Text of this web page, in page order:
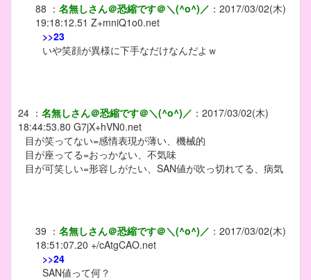
88 ： 名無しさん＠恐縮です＠＼(^o^)／ ： 2017/03/02(木)
19:18:12.51 Z+mniQ1o0.net
>>23
いや笑顔が異様に下手なだけなんだよｗ
24 ： 名無しさん＠恐縮です＠＼(^o^)／ ： 2017/03/02(木)
18:44:53.80 G7jX+hVN0.net
目が笑ってない=感情表現が薄い、機械的
目が座ってる=おっかない、不気味
目が可笑しい=形容しがたい、SAN値が吹っ切れてる、病気
39 ： 名無しさん＠恐縮です＠＼(^o^)／ ： 2017/03/02(木)
18:51:07.20 +/cAtgCAO.net
>>24
SAN値って何？